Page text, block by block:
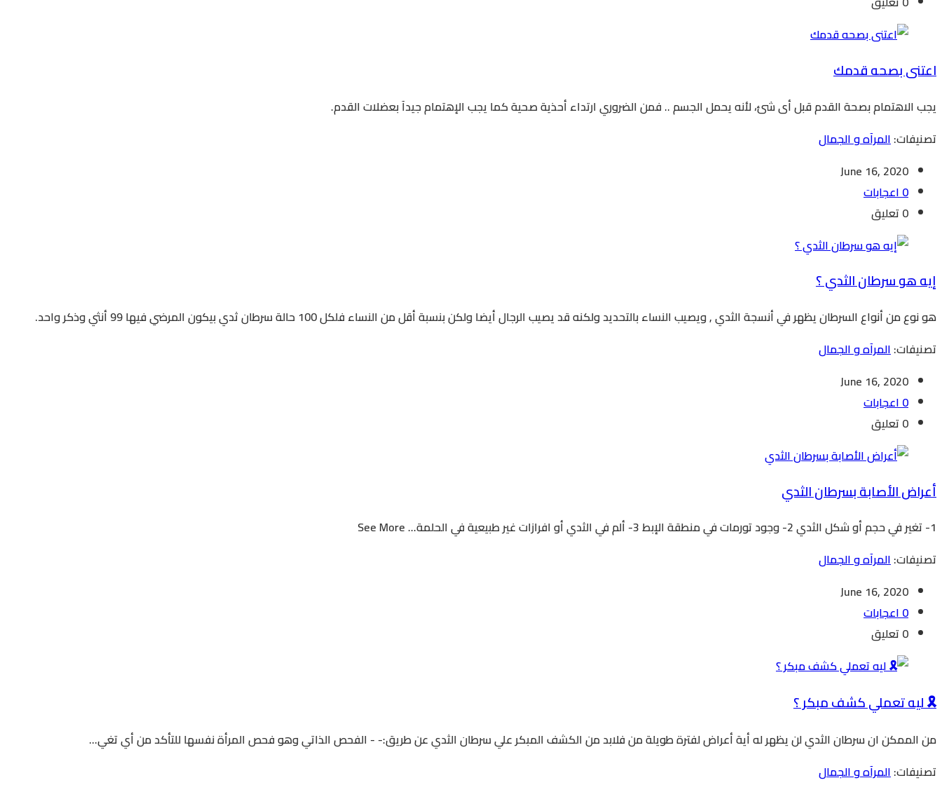
اعتنى بصحه قدمك
يجب الاهتمام بصحة القدم قبل أى شئ، لأنه يحمل الجسم .. فمن الضروري ارتداء أحذية صحية كما يجب الإهتمام جيدآ بعضلات القدم.
تصنيفات:المرآه و الجمال
June 16, 2020
0 اعجابات
0 تعليق
إيه هو سرطان الثدي ؟
هو نوع من أنواع السرطان يظهر في أنسجة الثدي , ويصيب النساء بالتحديد ولكنه قد يصيب الرجال أيضا ولكن بنسبة أقل من النساء فلكل 100 حالة سرطان ثدي بيكون المرضي فيها 99 أنثي وذكر واحد.
تصنيفات:المرآه و الجمال
June 16, 2020
0 اعجابات
0 تعليق
أعراض الأصابة بسرطان الثدي
1- تغير في حجم أو شكل الثدي 2- وجود تورمات في منطقة الإبط 3- ألم في الثدي أو افرازات غير طبيعية في الحلمة... See More
تصنيفات:المرآه و الجمال
June 16, 2020
0 اعجابات
0 تعليق
🎗️ ليه تعملي كشف مبكر ؟
من الممكن ان سرطان الثدي لن يظهر له أية أعراض لفترة طويلة من فلابد من الكشف المبكر علي سرطان الثدي عن طريق:- - الفحص الذاتي وهو فحص المرأة نفسها للتأكد من أي تغي...
تصنيفات:المرآه و الجمال